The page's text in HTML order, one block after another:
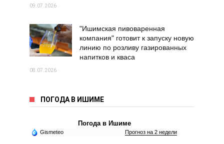
09.07.2026
"Ишимская пивоваренная
компания" готовит к запуску новую
линию по розливу газированных
напитков и кваса
08.07.2026
ПОГОДА В ИШИМЕ
Погода в Ишиме
Gismeteo Прогноз на 2 недели